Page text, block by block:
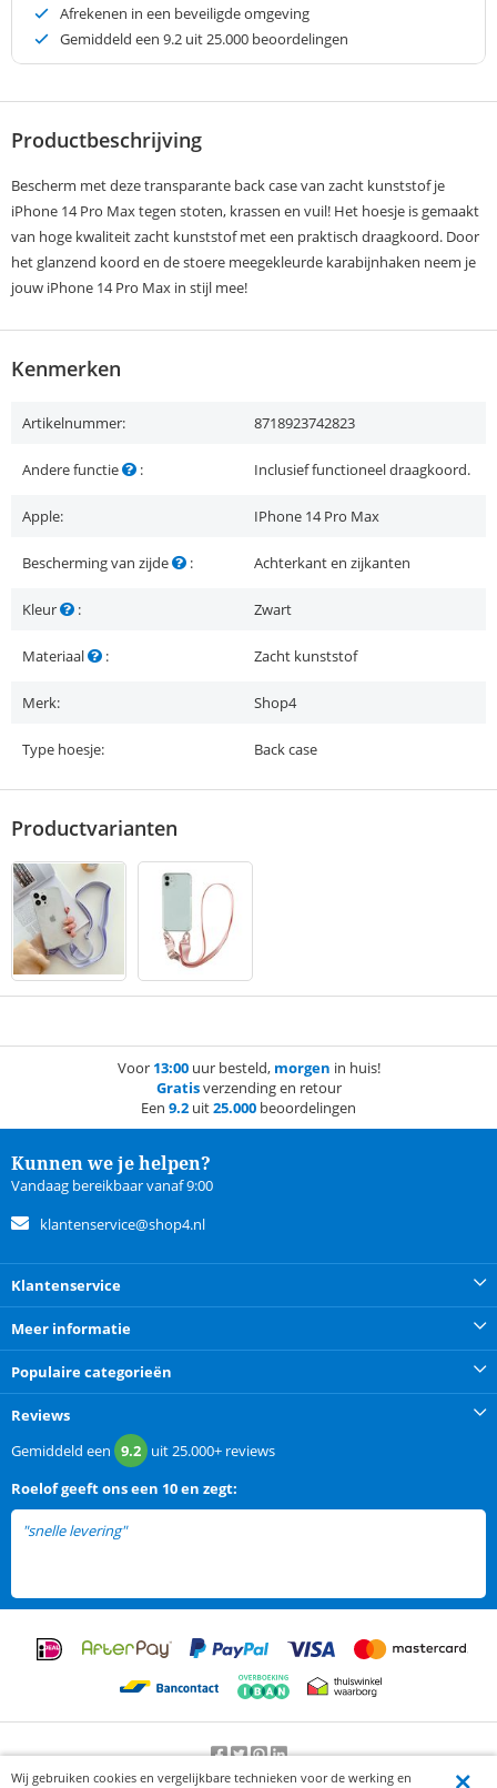
Afrekenen in een beveiligde omgeving
Gemiddeld een 9.2 uit 25.000 beoordelingen
Productbeschrijving
Bescherm met deze transparante back case van zacht kunststof je
iPhone 14 Pro Max tegen stoten, krassen en vuil! Het hoesje is gemaakt
van hoge kwaliteit zacht kunststof met een praktisch draagkoord. Door
het glanzend koord en de stoere meegekleurde karabijnhaken neem je
jouw iPhone 14 Pro Max in stijl mee!
Kenmerken
Artikelnummer: 8718923742823
Andere functie : Inclusief functioneel draagkoord.
Apple: IPhone 14 Pro Max
Bescherming van zijde : Achterkant en zijkanten
Kleur : Zwart
Materiaal : Zacht kunststof
Merk: Shop4
Type hoesje: Back case
Productvarianten
Voor 13:00uur besteld, morgen in huis!
Gratisverzending en retour
Een 9.2 uit25.000 beoordelingen
Kunnen we je helpen?
Vandaag bereikbaar vanaf 9:00
klantenservice@shop4.nl
Klantenservice
Meer informatie
Populaire categorieën
Reviews
Gemiddeld een 9.2 uit25.000+ reviews
Roelofgeeft ons een 10 en zegt:
"snelle levering"
Beoordeling door klanten:9.2/10-25000beoordelingen
Wij gebruiken cookies en vergelijkbare technieken voor de werking en